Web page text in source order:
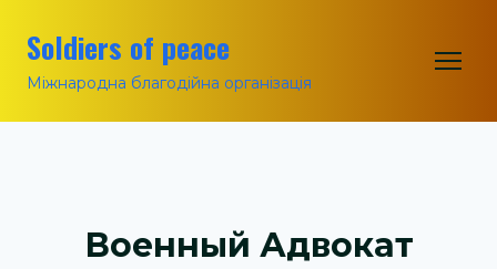
Soldiers of peace
Міжнародна благодійна організація
Военный Адвокат